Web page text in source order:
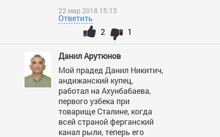
22 мар 2018 15:13
Ответить
1
2
Данил Арутюнов
Мой прадед Данил Никитич,
андижанский купец,
работал на Ахунбабаева,
первого узбека при
товарище Сталине, когда
всей страной ферганский
канал рыли, теперь его